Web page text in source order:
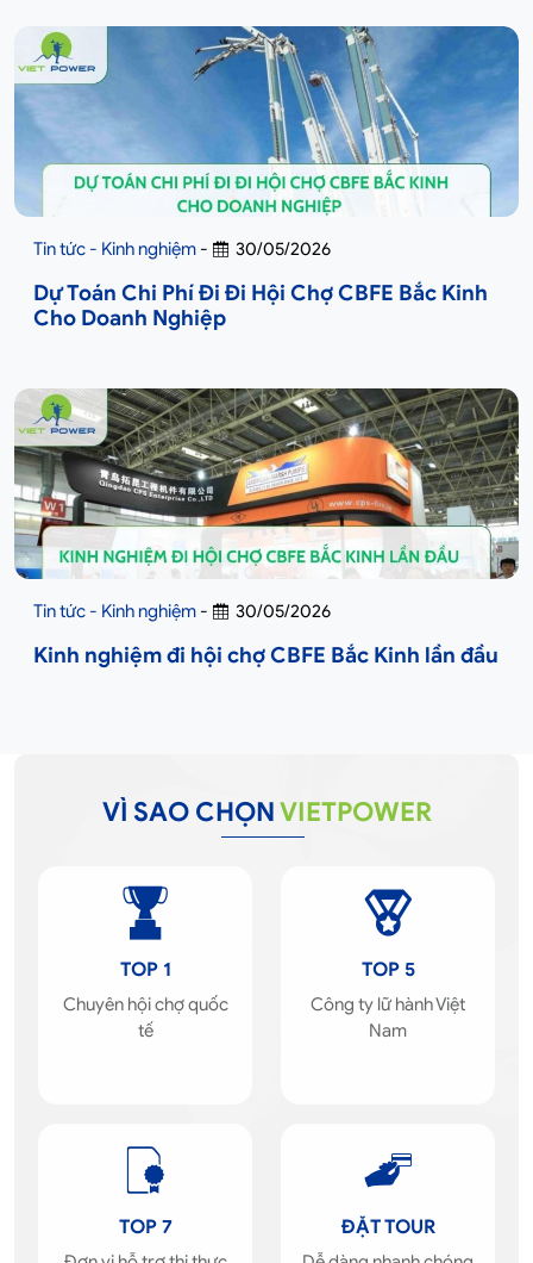
Tin tức - Kinh nghiệm - 30/05/2026
Dự Toán Chi Phí Đi Đi Hội Chợ CBFE Bắc Kinh
Cho Doanh Nghiệp
Tin tức - Kinh nghiệm - 30/05/2026
Kinh nghiệm đi hội chợ CBFE Bắc Kinh lần đầu
VÌ SAO CHỌNVIETPOWER
TOP 1
Chuyên hội chợ quốc
tế
TOP 5
Công ty lữ hành Việt
Nam
TOP 7 ĐẶT TOUR